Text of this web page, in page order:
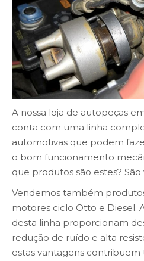
A nossa loja de autopeças
conta com uma linha
automotivas que podem
o bom funcionamento
que produtos são estes? São
Vendemos também
motores ciclo Otto e Diesel.
desta linha proporcionam
redução de ruído e alta
estas vantagens